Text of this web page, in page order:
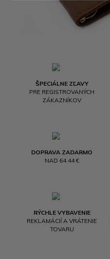
ŠPECIÁLNE ZĽAVY
PRE REGISTROVANÝCH
ZÁKAZNÍKOV
DOPRAVA ZADARMO
NAD 64.44 €
RÝCHLE VYBAVENIE
REKLAMÁCIÍ A VRÁTENIE
TOVARU